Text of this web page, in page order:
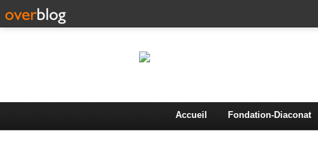
Accueil Fondation-Diaconat